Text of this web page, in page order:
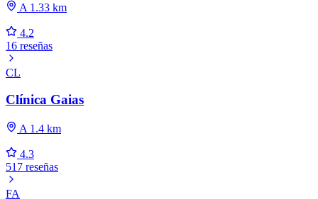
A 1.33 km
4.2
16 reseñas
CL
Clínica Gaias
A 1.4 km
4.3
517 reseñas
FA